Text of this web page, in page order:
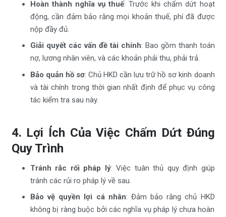
Hoàn thành nghĩa vụ thuế: Trước khi chấm dứt hoạt
động, cần đảm bảo rằng mọi khoản thuế, phí đã được
nộp đầy đủ.
Giải quyết các vấn đề tài chính: Bao gồm thanh toán
nợ, lương nhân viên, và các khoản phải thu, phải trả.
Bảo quản hồ sơ: Chủ HKD cần lưu trữ hồ sơ kinh doanh
và tài chính trong thời gian nhất định để phục vụ công
tác kiểm tra sau này.
4. Lợi Ích Của Việc Chấm Dứt Đúng
Quy Trình
Tránh rắc rối pháp lý: Việc tuân thủ quy định giúp
tránh các rủi ro pháp lý về sau.
Bảo vệ quyền lợi cá nhân: Đảm bảo rằng chủ HKD
không bị ràng buộc bởi các nghĩa vụ pháp lý chưa hoàn